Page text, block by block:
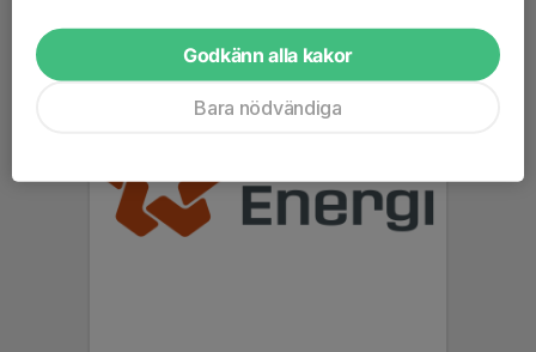
Godkänn alla kakor
Bara nödvändiga